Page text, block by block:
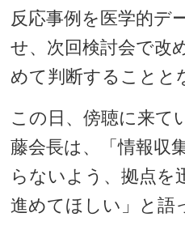
反応事例を医学的デ
せ、次回検討会で改
めて判断することと
この日、傍聴に来て
藤会長は、「情報収
らないよう、拠点を
進めてほしい」と語